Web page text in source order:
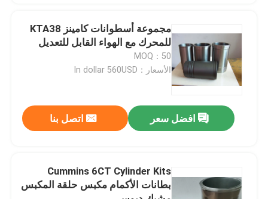
جولة في المعمل
ضبط الجودة
اتصل بنا
أجزاء محرك الديزل
مجموعة أسطوانات كامينز KTA38
للمحرك مع الهواء القابل للتعديل
MOQ：50
الأسعار：In dollar 560USD
افضل سعر اتصل بنا
Cummins 6CT Cylinder Kits
بطانات الأكمام مكبس حلقة المكبس